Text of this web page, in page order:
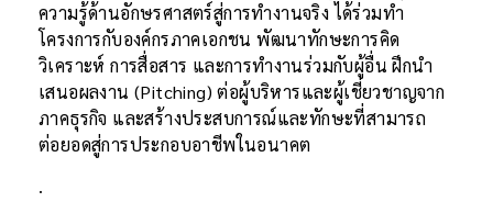
ความรู้ด้านอักษรศาสตร์สู่การทำงานจริง ได้ร่วมทำ
โครงการกับองค์กรภาคเอกชน พัฒนาทักษะการคิด
วิเคราะห์ การสื่อสาร และการทำงานร่วมกับผู้อื่น ฝึกนำ
เสนอผลงาน (Pitching) ต่อผู้บริหารและผู้เชี่ยวชาญจาก
ภาคธุรกิจ และสร้างประสบการณ์และทักษะที่สามารถ
ต่อยอดสู่การประกอบอาชีพในอนาคต
.